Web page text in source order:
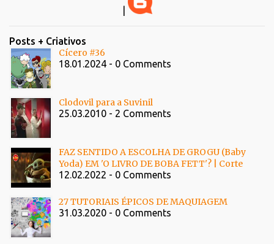
Posts + Criativos
Cícero #36
18.01.2024 - 0 Comments
Clodovil para a Suvinil
25.03.2010 - 2 Comments
FAZ SENTIDO A ESCOLHA DE GROGU (Baby
Yoda) EM 'O LIVRO DE BOBA FETT'? | Corte
12.02.2022 - 0 Comments
27 TUTORIAIS ÉPICOS DE MAQUIAGEM
31.03.2020 - 0 Comments